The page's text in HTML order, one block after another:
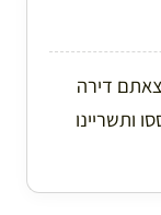
דירה
ותשריינו